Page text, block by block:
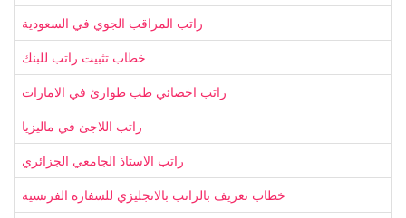
راتب المراقب الجوي في السعودية
خطاب تثبيت راتب للبنك
راتب اخصائي طب طوارئ في الامارات
راتب اللاجئ في ماليزيا
راتب الاستاذ الجامعي الجزائري
خطاب تعريف بالراتب بالانجليزي للسفارة الفرنسية